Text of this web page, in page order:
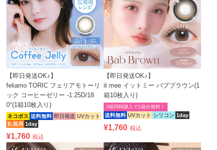
【即日発送OK♪】
feliamo TORIC フェリアモトーリ
ック コーヒーゼリー -1.25D/18
0°(1箱10枚入り)
ネコポス 送料無料 即日発送 UVカット
乱視用 1day
¥1,760 税込
【即日発送OK♪】
it mee イットミー バブブラウン(1
箱10枚入り)
送料無料 UVカット シリコン 1day
3箱同時購入で1箱分無料！
¥1,760 税込